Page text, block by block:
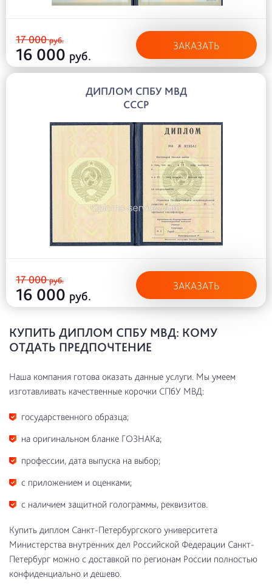
17 000руб.
16 000 руб.
ЗАКАЗАТЬ
ДИПЛОМ СПБУ МВД
СССР
17 000руб.
16 000 руб.
ЗАКАЗАТЬ
КУПИТЬ ДИПЛОМ СПБУ МВД: КОМУ
ОТДАТЬ ПРЕДПОЧТЕНИЕ
Наша компания готова оказать данные услуги. Мы умеем
изготавливать качественные корочки СПбУ МВД:
государственного образца;
на оригинальном бланке ГОЗНАКа;
профессии, дата выпуска на выбор;
с приложением и оценками;
с наличием защитной голограммы, реквизитов.
Купить диплом Санкт-Петербургского университета
Министерства внутренних дел Российской Федерации Санкт-
Петербург можно с доставкой по регионам России полностью
конфиденциально и дешево.